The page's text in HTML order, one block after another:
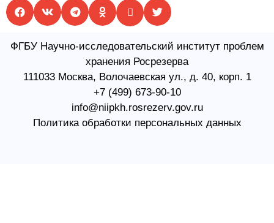
ФГБУ Научно-исследовательский институт проблем
хранения Росрезерва​
111033 Москва, Волочаевская ул., д. 40, корп. 1
+7 (499) 673-90-10
info@niipkh.rosrezerv.gov.ru
Политика обработки персональных данных